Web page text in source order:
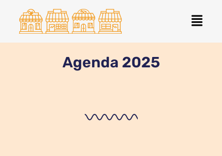
contenu
Menu
Agenda 2025